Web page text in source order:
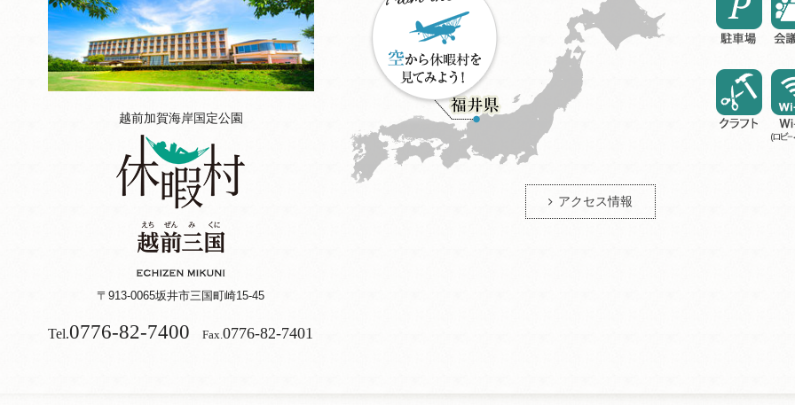
越前加賀海岸国定公園
〒913-0065坂井市三国町崎15-45
Tel.0776-82-7400 Fax. 0776-82-7401
アクセス情報